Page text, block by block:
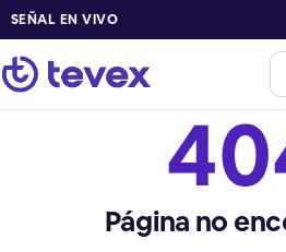
SEÑAL EN VIVO
Página no